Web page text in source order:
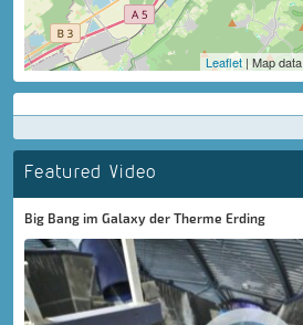
Leaflet | Map
Featured Video
Big Bang im Galaxy der Therme Erding